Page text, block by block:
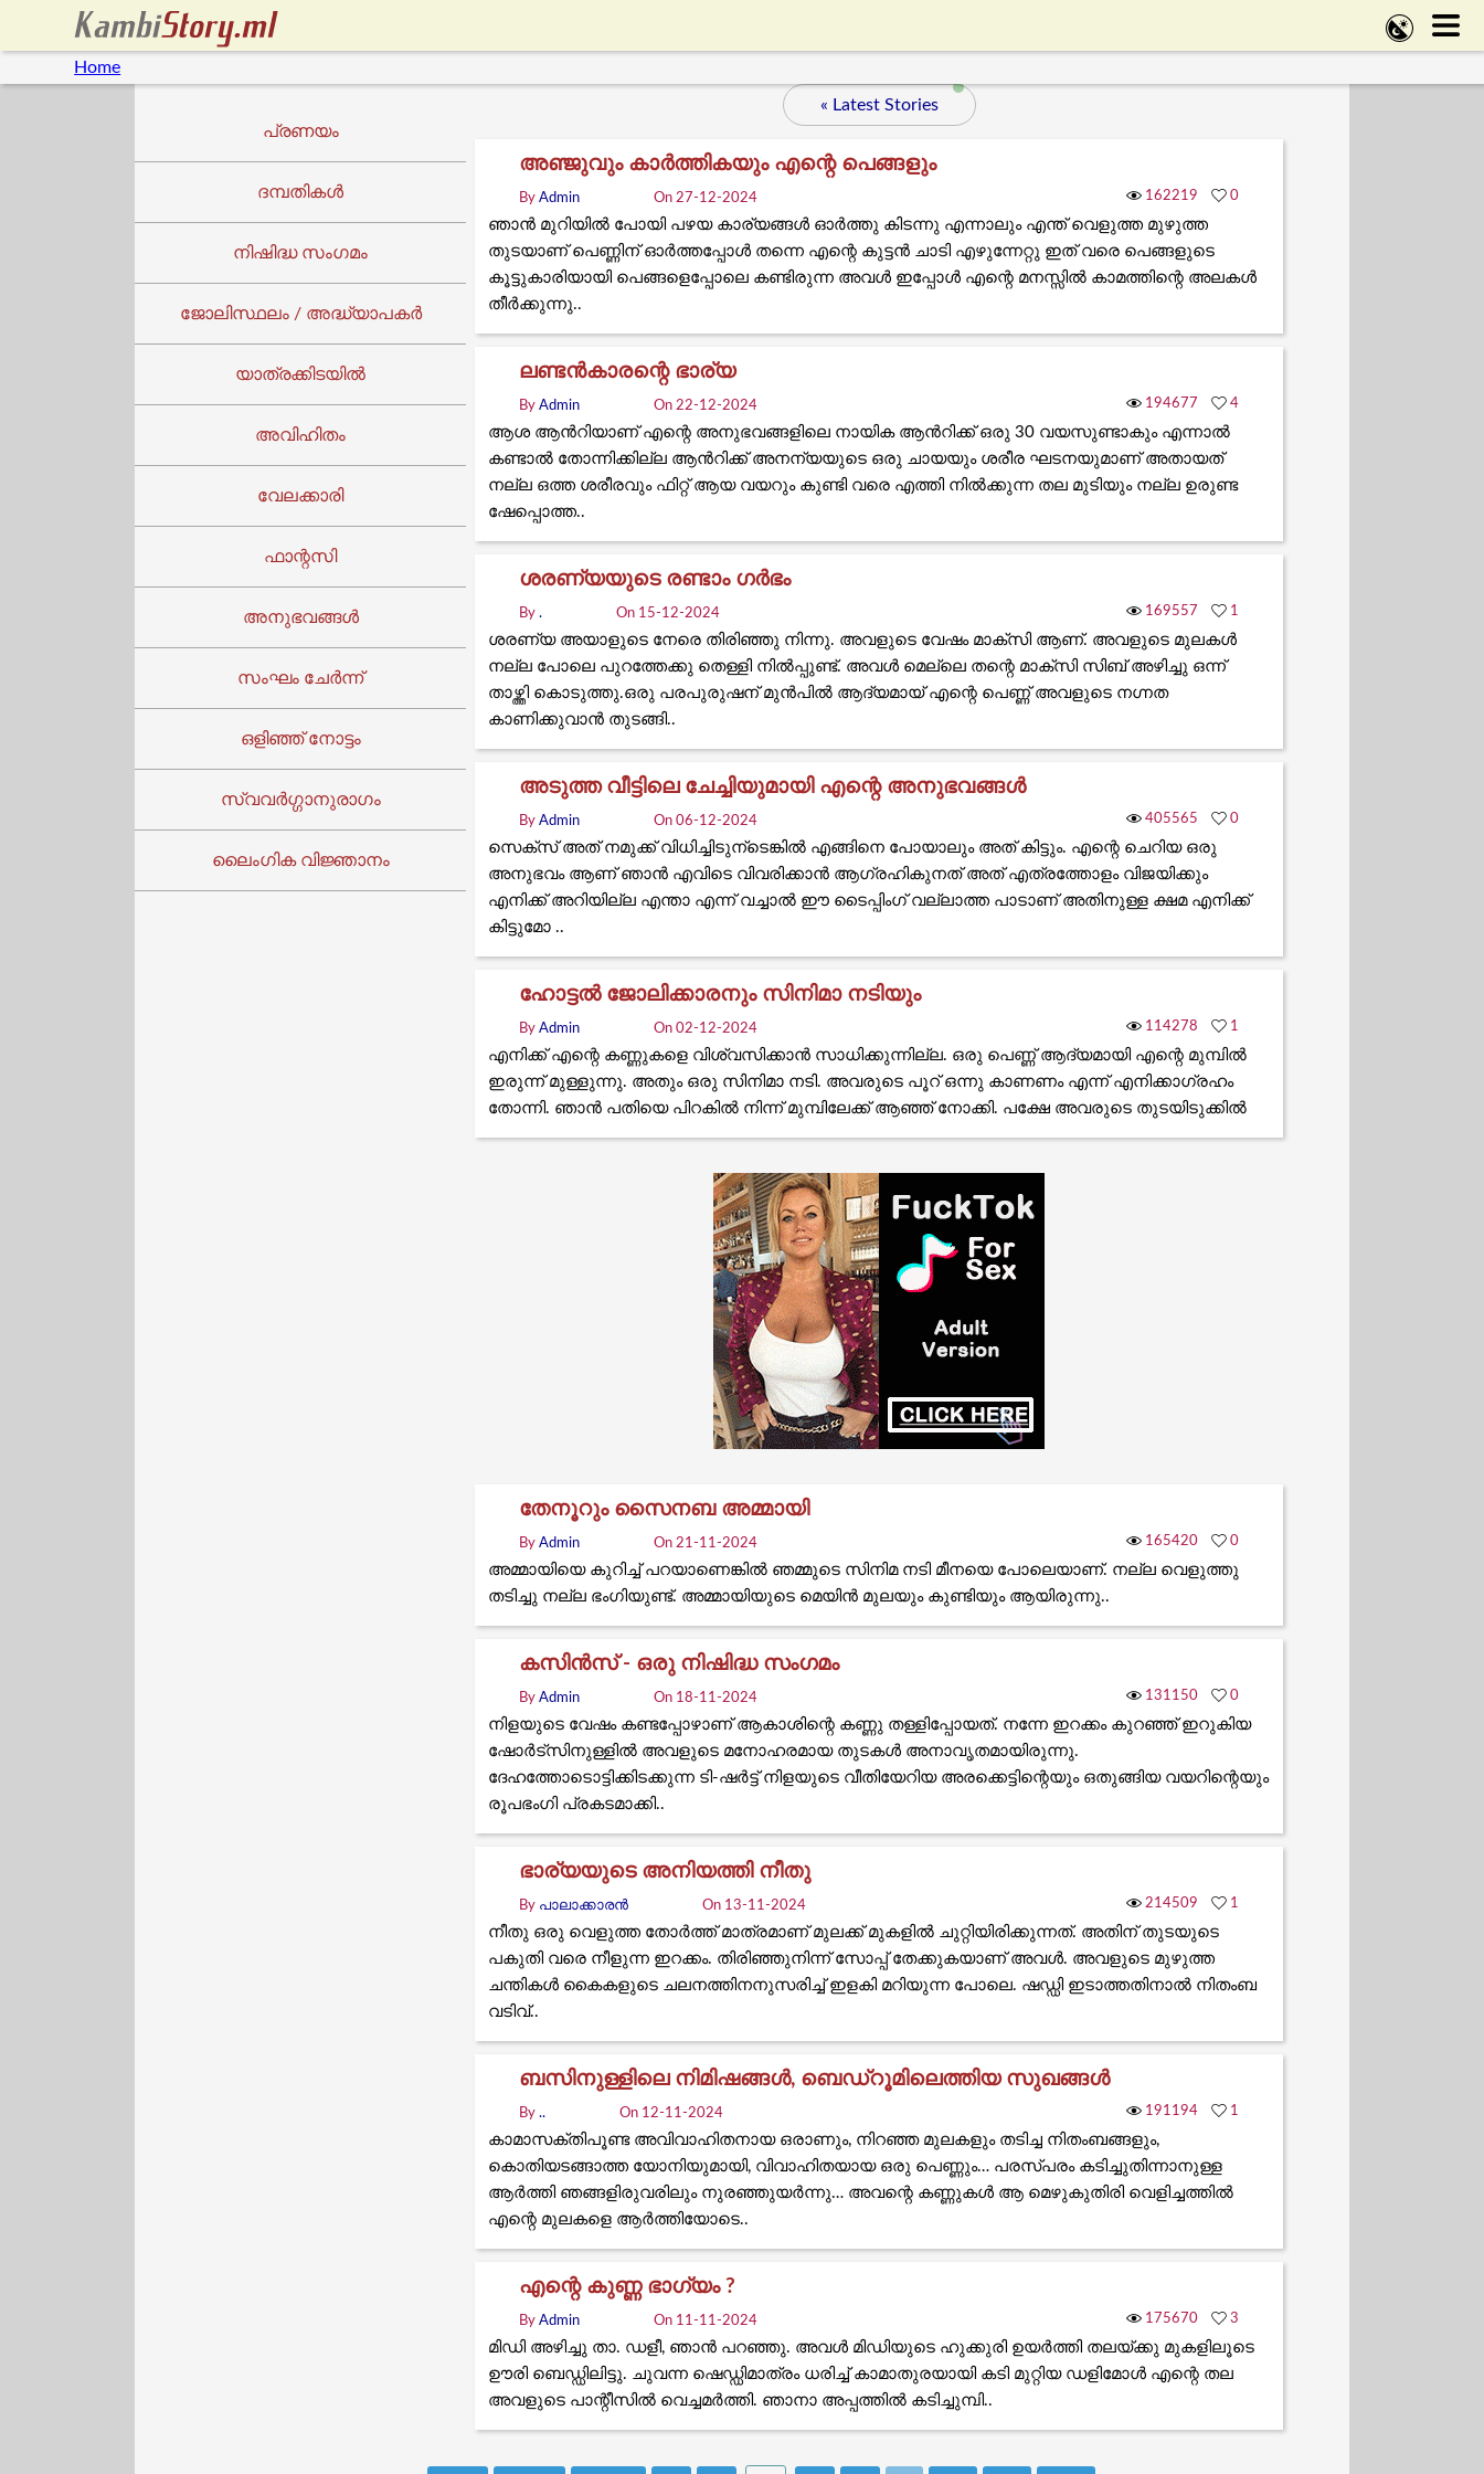
Home
പ്രണയം
ദമ്പതികൾ
നിഷിദ്ധ സംഗമം
ജോലിസ്ഥലം / അദ്ധ്യാപകർ
യാത്രക്കിടയില്‍
അവിഹിതം
വേലക്കാരി
ഫാന്റസി
അനുഭവങ്ങൾ
സംഘം ചേർന്ന്
ഒളിഞ്ഞ് നോട്ടം
സ്വവർഗ്ഗാനുരാഗം
ലൈംഗിക വിജ്ഞാനം
« Latest Stories
അഞ്ജുവും കാർത്തികയും എന്റെ പെങ്ങളും
ByAdmin On 27-12-2024 162219 0
ഞാൻ മുറിയിൽ പോയി പഴയ കാര്യങ്ങൾ ഓർത്തു കിടന്നു എന്നാലും എന്ത് വെളുത്ത മുഴുത്ത
തുടയാണ് പെണ്ണിന് ഓർത്തപ്പോൾ തന്നെ എന്റെ കുട്ടൻ ചാടി എഴുന്നേറ്റു ഇത് വരെ പെങ്ങളുടെ
കൂട്ടുകാരിയായി പെങ്ങളെപ്പോലെ കണ്ടിരുന്ന അവൾ ഇപ്പോൾ എന്റെ മനസ്സിൽ കാമത്തിന്റെ അലകൾ
തീർക്കുന്നു..
ലണ്ടൻകാരന്റെ ഭാര്യ
ByAdmin On 22-12-2024 194677 4
ആശ ആന്‍റിയാണ് എന്റെ അനുഭവങ്ങളിലെ നായിക ആന്‍റിക്ക് ഒരു 30 വയസുണ്ടാകും എന്നാൽ
കണ്ടാല്‍ തോന്നിക്കില്ല ആന്‍റിക്ക് അനന്യയുടെ ഒരു ചായയും ശരീര ഘടനയുമാണ്‌ അതായത്
നല്ല ഒത്ത ശരീരവും ഫിറ്റ്‌ ആയ വയറും കുണ്ടി വരെ എത്തി നില്‍ക്കുന്ന തല മുടിയും നല്ല ഉരുണ്ട
ഷേപ്പൊത്ത..
ശരണ്യയുടെ രണ്ടാം ഗർഭം
By. On 15-12-2024 169557 1
ശരണ്യ അയാളുടെ നേരെ തിരിഞ്ഞു നിന്നു. അവളുടെ വേഷം മാക്സി ആണ്. അവളുടെ മുലകൾ
നല്ല പോലെ പുറത്തേക്കു തെള്ളി നിൽപ്പുണ്ട്. അവൾ മെല്ലെ തന്റെ മാക്സി സിബ് അഴിച്ചു ഒന്ന്
താഴ്ത്തി കൊടുത്തു.ഒരു പരപുരുഷന് മുൻപിൽ ആദ്യമായ് എന്റെ പെണ്ണ് അവളുടെ നഗ്നത
കാണിക്കുവാൻ തുടങ്ങി..
അടുത്ത വീട്ടിലെ ചേച്ചിയുമായി എന്റെ അനുഭവങ്ങൾ
ByAdmin On 06-12-2024 405565 0
സെക്സ് അത് നമുക്ക് വിധിച്ചിടുന്ടെങ്കിൽ എങ്ങിനെ പോയാലും അത് കിട്ടും. എന്റെ ചെറിയ ഒരു
അനുഭവം ആണ് ഞാൻ എവിടെ വിവരിക്കാൻ ആഗ്രഹികുനത് അത് എത്രത്തോളം വിജയിക്കും
എനിക്ക് അറിയില്ല എന്താ എന്ന് വച്ചാൽ ഈ ടൈപ്പിംഗ്‌ വല്ലാത്ത പാടാണ് അതിനുള്ള ക്ഷമ എനിക്ക്
കിട്ടുമോ ..
ഹോട്ടൽ ജോലിക്കാരനും സിനിമാ നടിയും
ByAdmin On 02-12-2024 114278 1
എനിക്ക് എന്റെ കണ്ണുകളെ വിശ്വസിക്കാൻ സാധിക്കുന്നില്ല. ഒരു പെണ്ണ് ആദ്യമായി എന്റെ മുമ്പിൽ
ഇരുന്ന് മുള്ളുന്നു. അതും ഒരു സിനിമാ നടി. അവരുടെ പൂറ് ഒന്നു കാണണം എന്ന് എനിക്കാഗ്രഹം
തോന്നി. ഞാൻ പതിയെ പിറകിൽ നിന്ന് മുമ്പിലേക്ക് ആഞ്ഞ് നോക്കി. പക്ഷേ അവരുടെ തുടയിടുക്കിൽ
തേനൂറും സൈനബ അമ്മായി
ByAdmin On 21-11-2024 165420 0
അമ്മായിയെ കുറിച്ച് പറയാണെങ്കിൽ ഞമ്മുടെ സിനിമ നടി മീനയെ പോലെയാണ്. നല്ല വെളുത്തു
തടിച്ചു നല്ല ഭംഗിയുണ്ട്. അമ്മായിയുടെ മെയിൻ മുലയും കുണ്ടിയും ആയിരുന്നു..
കസിൻസ് - ഒരു നിഷിദ്ധ സംഗമം
ByAdmin On 18-11-2024 131150 0
നിളയുടെ വേഷം കണ്ടപ്പോഴാണ് ആകാശിന്റെ കണ്ണു തള്ളിപ്പോയത്. നന്നേ ഇറക്കം കുറഞ്ഞ് ഇറുകിയ
ഷോർട്സിനുള്ളിൽ അവളുടെ മനോഹരമായ തുടകൾ അനാവൃതമായിരുന്നു.
ദേഹത്തോടൊട്ടിക്കിടക്കുന്ന ടി-ഷർട്ട് നിളയുടെ വീതിയേറിയ അരക്കെട്ടിന്റെയും ഒതുങ്ങിയ വയറിന്റെയും
രൂപഭംഗി പ്രകടമാക്കി..
ഭാര്യയുടെ അനിയത്തി നീതു
By പാലാക്കാരൻ On 13-11-2024 214509 1
നീതു ഒരു വെളുത്ത തോർത്ത് മാത്രമാണ് മുലക്ക് മുകളിൽ ചുറ്റിയിരിക്കുന്നത്. അതിന് തുടയുടെ
പകുതി വരെ നീളുന്ന ഇറക്കം. തിരിഞ്ഞുനിന്ന് സോപ്പ് തേക്കുകയാണ് അവൾ. അവളുടെ മുഴുത്ത
ചന്തികൾ കൈകളുടെ ചലനത്തിനനുസരിച്ച് ഇളകി മറിയുന്ന പോലെ. ഷഡ്ഡി ഇടാത്തതിനാൽ നിതംബ
വടിവ്..
ബസിനുള്ളിലെ നിമിഷങ്ങൾ, ബെഡ്‌റൂമിലെത്തിയ സുഖങ്ങൾ
By.. On 12-11-2024 191194 1
കാമാസക്‌തിപൂണ്ട അവിവാഹിതനായ ഒരാണും, നിറഞ്ഞ മുലകളും തടിച്ച നിതംബങ്ങളും,
കൊതിയടങ്ങാത്ത യോനിയുമായി, വിവാഹിതയായ ഒരു പെണ്ണും… പരസ്പരം കടിച്ചുതിന്നാനുള്ള
ആർത്തി ഞങ്ങളിരുവരിലും നുരഞ്ഞുയർന്നു… അവന്റെ കണ്ണുകൾ ആ മെഴുകുതിരി വെളിച്ചത്തിൽ
എന്റെ മുലകളെ ആർത്തിയോടെ..
എന്റെ കുണ്ണ ഭാഗ്യം ?
ByAdmin On 11-11-2024 175670 3
മിഡി അഴിച്ചു താ. ഡളീ, ഞാൻ പറഞ്ഞു. അവൾ മിഡിയുടെ ഹുക്കുരി ഉയർത്തി തലയ്ക്കു മുകളിലൂടെ
ഊരി ബെഡ്ഡിലിട്ടു. ചുവന്ന ഷെഡ്ഡിമാത്രം ധരിച്ച് കാമാതുരയായി കടി മുറ്റിയ ഡളിമോൾ എന്റെ തല
അവളുടെ പാന്റീസിൽ വെച്ചമർത്തി. ഞാനാ അപ്പത്തിൽ കടിച്ചുമ്പി..